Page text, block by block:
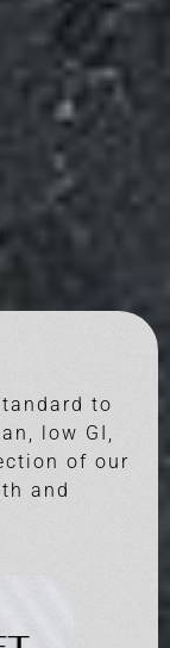
to
low GI,
of our
and